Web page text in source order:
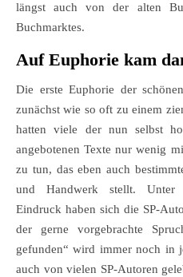
längst auch von der alten
Buchmarktes.
Auf Euphorie kam
Die erste Euphorie der
zunächst wie so oft zu einem
hatten viele der nun selbst
angebotenen Texte nur wenig
zu tun, das eben auch
und Handwerk stellt. Unter
Eindruck haben sich die SP-
der gerne vorgebrachte
gefunden“ wird immer noch in
auch von vielen SP-Autoren